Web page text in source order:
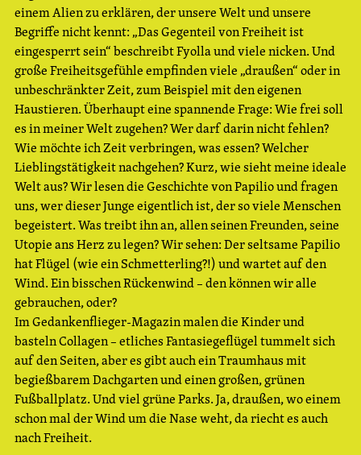
einem Alien zu erklären, der unsere Welt und unsere
Begriffe nicht kennt: „Das Gegenteil von Freiheit ist
eingesperrt sein“ beschreibt Fyolla und viele nicken. Und
große Freiheitsgefühle empfinden viele „draußen“ oder in
unbeschränkter Zeit, zum Beispiel mit den eigenen
Haustieren. Überhaupt eine spannende Frage: Wie frei soll
es in meiner Welt zugehen? Wer darf darin nicht fehlen?
Wie möchte ich Zeit verbringen, was essen? Welcher
Lieblingstätigkeit nachgehen? Kurz, wie sieht meine ideale
Welt aus? Wir lesen die Geschichte von Papilio und fragen
uns, wer dieser Junge eigentlich ist, der so viele Menschen
begeistert. Was treibt ihn an, allen seinen Freunden, seine
Utopie ans Herz zu legen? Wir sehen: Der seltsame Papilio
hat Flügel (wie ein Schmetterling?!) und wartet auf den
Wind. Ein bisschen Rückenwind – den können wir alle
gebrauchen, oder?
Im Gedankenflieger-Magazin malen die Kinder und
basteln Collagen – etliches Fantasiegeflügel tummelt sich
auf den Seiten, aber es gibt auch ein Traumhaus mit
begießbarem Dachgarten und einen großen, grünen
Fußballplatz. Und viel grüne Parks. Ja, draußen, wo einem
schon mal der Wind um die Nase weht, da riecht es auch
nach Freiheit.